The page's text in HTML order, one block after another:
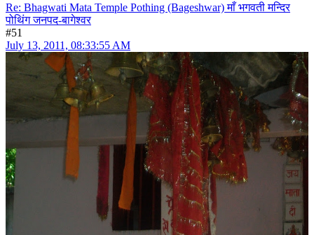
Re: Bhagwati Mata Temple Pothing (Bageshwar) माँ भगवती मन्दिर
पोथिंग जनपद-बागेश्वर
#51
July 13, 2011, 08:33:55 AM